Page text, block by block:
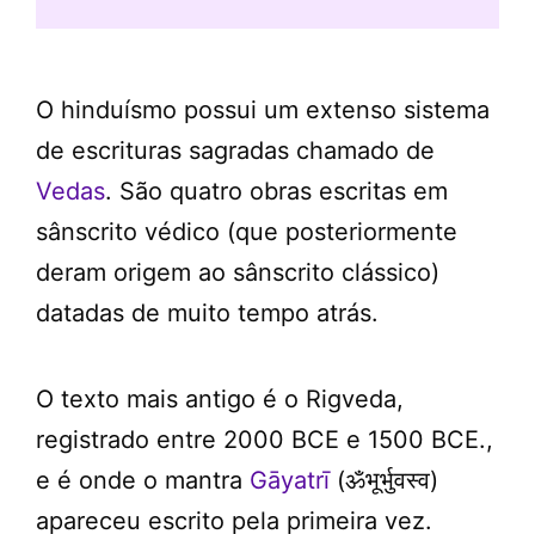
O hinduísmo possui um extenso sistema
de escrituras sagradas chamado de
Vedas. São quatro obras escritas em
sânscrito védico (que posteriormente
deram origem ao sânscrito clássico)
datadas de muito tempo atrás.
O texto mais antigo é o Rigveda,
registrado entre 2000 BCE e 1500 BCE.,
e é onde o mantra Gāyatrī(ॐभूर्भुवस्व)
apareceu escrito pela primeira vez.